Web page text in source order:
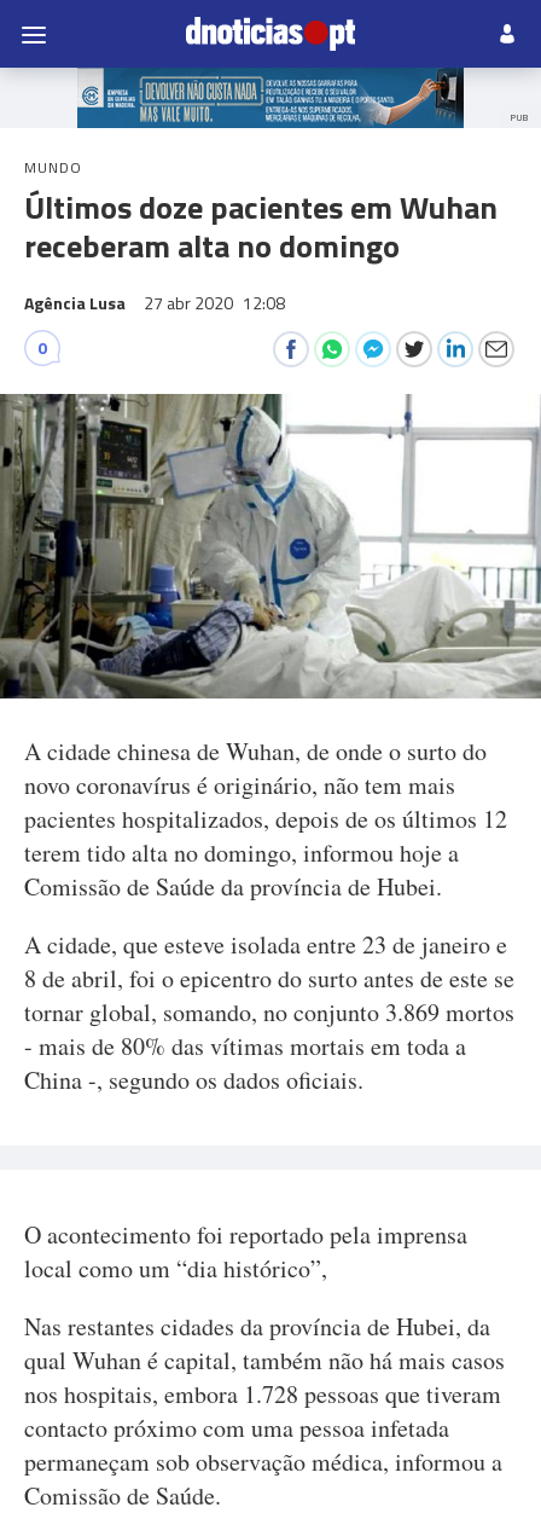
PUB
MUNDO
Últimos doze pacientes em Wuhan
receberam alta no domingo
Agência Lusa 27 abr 2020 12:08
0
A cidade chinesa de Wuhan, de onde o surto do
novo coronavírus é originário, não tem mais
pacientes hospitalizados, depois de os últimos 12
terem tido alta no domingo, informou hoje a
Comissão de Saúde da província de Hubei.
A cidade, que esteve isolada entre 23 de janeiro e
8 de abril, foi o epicentro do surto antes de este se
tornar global, somando, no conjunto 3.869 mortos
- mais de 80% das vítimas mortais em toda a
China -, segundo os dados oficiais.
O acontecimento foi reportado pela imprensa
local como um “dia histórico”,
Nas restantes cidades da província de Hubei, da
qual Wuhan é capital, também não há mais casos
nos hospitais, embora 1.728 pessoas que tiveram
contacto próximo com uma pessoa infetada
permaneçam sob observação médica, informou a
Comissão de Saúde.